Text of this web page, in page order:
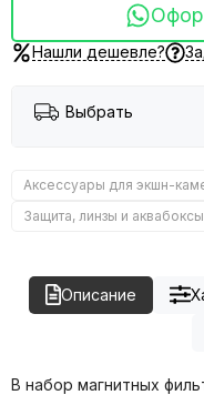
Нашли дешевле?
Выбрать
Аксессуары для экшн-
Защита, линзы и
Описание
В набор магнитных